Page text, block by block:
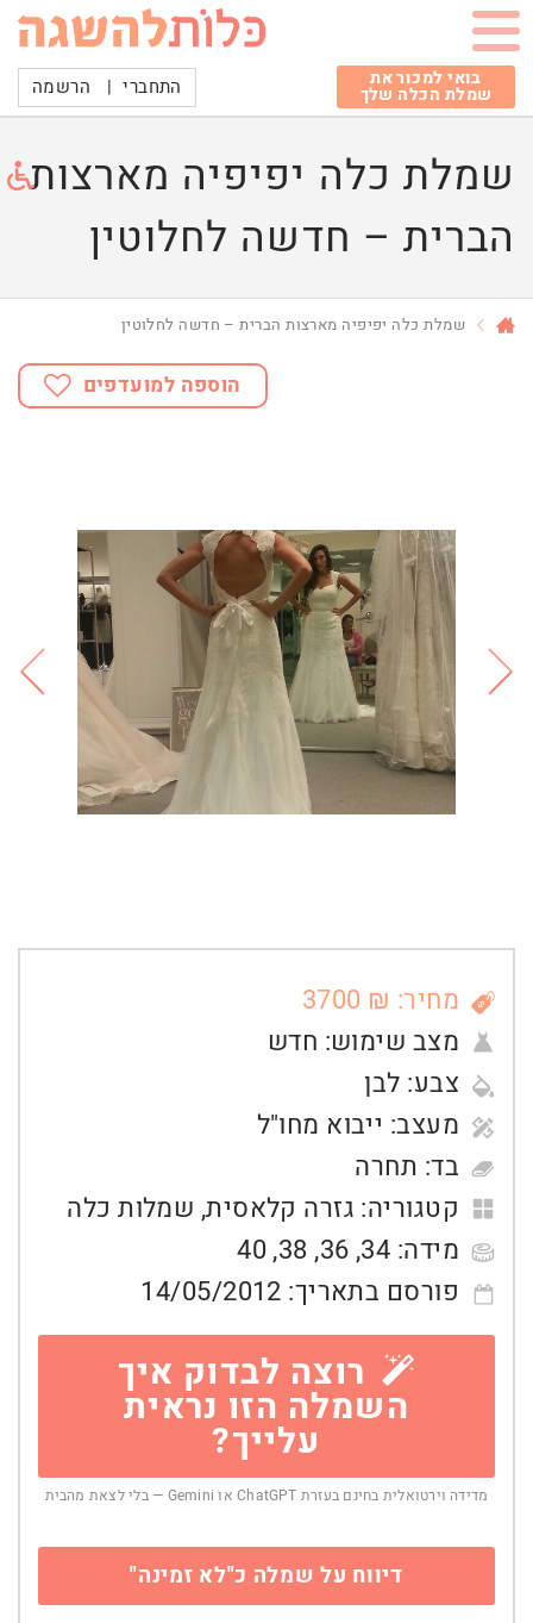
בואי למכור את
שמלת הכלה שלך התחברי | הרשמה
שמלת כלה יפיפיה מארצות
הברית – חדשה לחלוטין
שמלת כלה יפיפיה מארצות הברית – חדשה לחלוטין
הוספה למועדפים
מחיר: ₪ 3700
מצב שימוש: חדש
צבע: לבן
מעצב: ייבוא מחו"ל
בד: תחרה
קטגוריה: גזרה קלאסית, שמלות כלה
מידה: 34
,
36
,
38
,
40
פורסם בתאריך: 14/05/2012
רוצה לבדוק איך
השמלה הזו נראית
עלייך?
מדידה וירטואלית בחינם בעזרת ChatGPT או Gemini — בלי לצאת מהבית
דיווח על שמלה כ"לא זמינה"